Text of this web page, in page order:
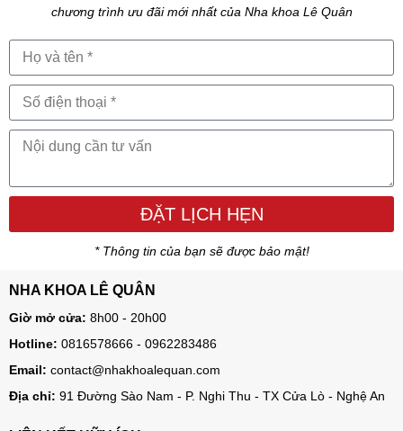
chương trình ưu đãi mới nhất của Nha khoa Lê Quân
ĐẶT LỊCH HẸN
* Thông tin của bạn sẽ được bảo mật!
NHA KHOA LÊ QUÂN
Giờ mở cửa: 8h00 - 20h00
Hotline: 0816578666 - 0962283486
Email: contact@nhakhoalequan.com
Địa chỉ: 91 Đường Sào Nam - P. Nghi Thu - TX Cửa Lò - Nghệ An